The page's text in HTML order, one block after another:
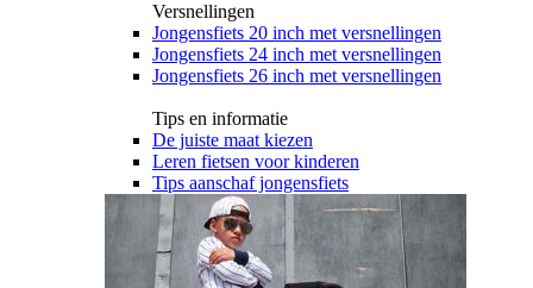
Versnellingen
Jongensfiets 20 inch met versnellingen
Jongensfiets 24 inch met versnellingen
Jongensfiets 26 inch met versnellingen
Tips en informatie
De juiste maat kiezen
Leren fietsen voor kinderen
Tips aanschaf jongensfiets